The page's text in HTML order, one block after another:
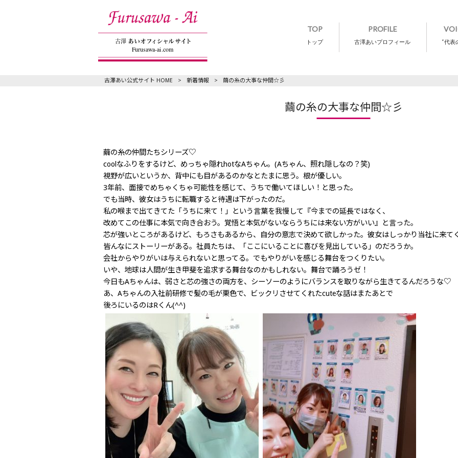
TOP
トップ
PROFILE
古澤あいプロフィール “代表
古澤あい公式サイト HOME > 新着情報 > 繭の糸の大事な仲間☆彡
繭の糸の大事な仲間☆彡
繭の糸の仲間たちシリーズ♡
coolなふりをするけど、めっちゃ隠れhotなAちゃん。(Aちゃん、照れ隠しなの？笑)
視野が広いというか、背中にも目があるのかなとたまに思う。根が優しい。
3年前、面接でめちゃくちゃ可能性を感じて、うちで働いてほしい！と思った。
でも当時、彼女はうちに転職すると待遇は下がったのだ。
私の喉まで出てきてた「うちに来て！」という言葉を我慢して『今までの延長ではなく、
改めてこの仕事に本気で向き合おう。覚悟と本気がないならうちには来ない方がいい』と言った。
芯が強いところがあるけど、もろさもあるから、自分の意志で決めて欲しかった。彼女はしっかり当社に来て
皆んなにストーリーがある。社員たちは、「ここにいることに喜びを見出している」のだろうか。
会社からやりがいは与えられないと思ってる。でもやりがいを感じる舞台をつくりたい。
いや、地球は人間が生き甲斐を追求する舞台なのかもしれない。舞台で踊ろうゼ！
今日もAちゃんは、弱さと芯の強さの両方を、シーソーのようにバランスを取りながら生きてるんだろうな♡
あ、Aちゃんの入社前研修で髪の毛が栗色で、ビックリさせてくれたcuteな話はまたあとで
後ろにいるのはRくん(^^)